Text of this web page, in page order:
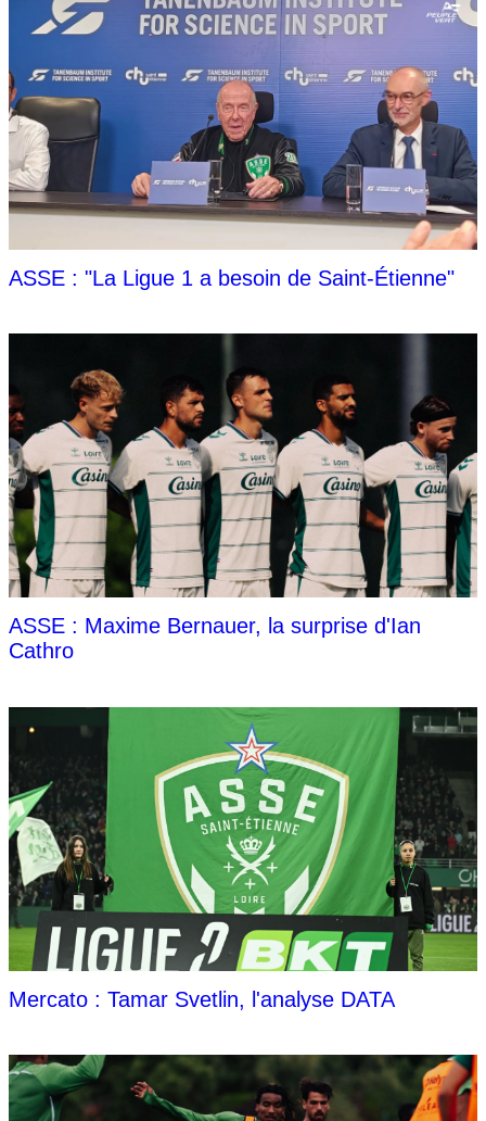
ASSE : "La Ligue 1 a besoin de Saint-Étienne"
ASSE : Maxime Bernauer, la surprise d'Ian
Cathro
Mercato : Tamar Svetlin, l'analyse DATA